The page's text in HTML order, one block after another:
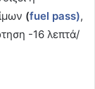
(fuel pass),
-16 λεπτά/